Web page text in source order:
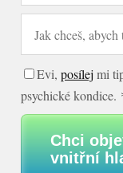
Evi,posílej mi
psychické kondice.
Chci
vnitřní